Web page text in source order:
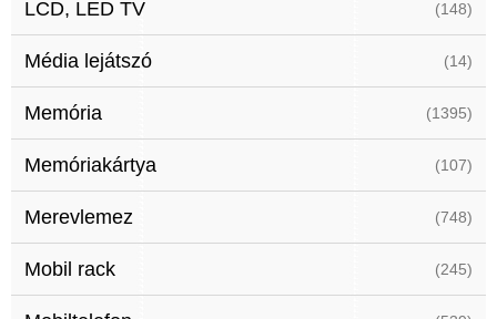
LCD, LED TV (148)
Média lejátszó (14)
Memória (1395)
Memóriakártya (107)
Merevlemez (748)
Mobil rack (245)